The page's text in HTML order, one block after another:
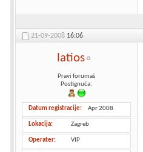
21-09-2008 16:06
latios
Pravi forumaš
Postignuća:
Datum registracije Apr 2008
Lokacija Zagreb
Operater VIP